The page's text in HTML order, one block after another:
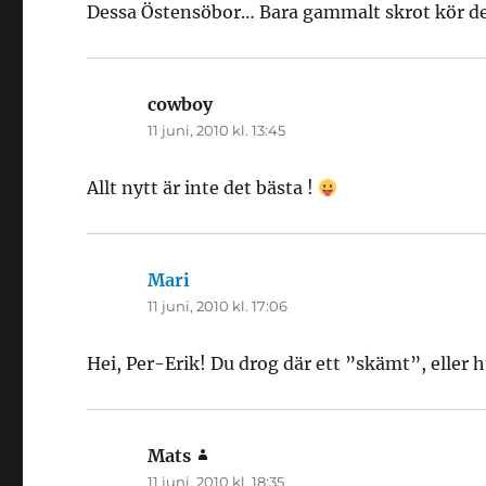
Dessa Östensöbor… Bara gammalt skrot kör
cowboyskriver:
11 juni, 2010 kl. 13:45
Allt nytt är inte det bästa !
Mari
11 juni, 2010 kl. 17:06
Hei, Per-Erik! Du drog där ett ”skämt”, eller
Mats
11 juni, 2010 kl. 18:35